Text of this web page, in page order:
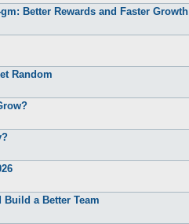
Better Rewards and Faster Growth
Random
a Better Team